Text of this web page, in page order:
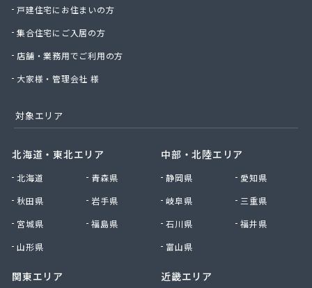
丸松燃料店
丸島石油瓦斯販売
丸由工材株式会社
久保田商店
協栄石油瓦斯株式会社
桐山商店
串田燃料店
熊谷化学株式会社
原島燃料店
古姓商店
五十嵐燃料店
江本商店
戸建住宅にお住まいの方
集合住宅にご入居の方
店舗・業務用でご利用の方
大家様・管理会社 様
対象エリア
北海道・東北エリア
北海道
青森県
秋田県
岩手県
宮城県
福島県
山形県
関東エリア
中部・北陸エリア
静岡県
愛知県
岐阜県
三重県
石川県
福井県
富山県
近畿エリア